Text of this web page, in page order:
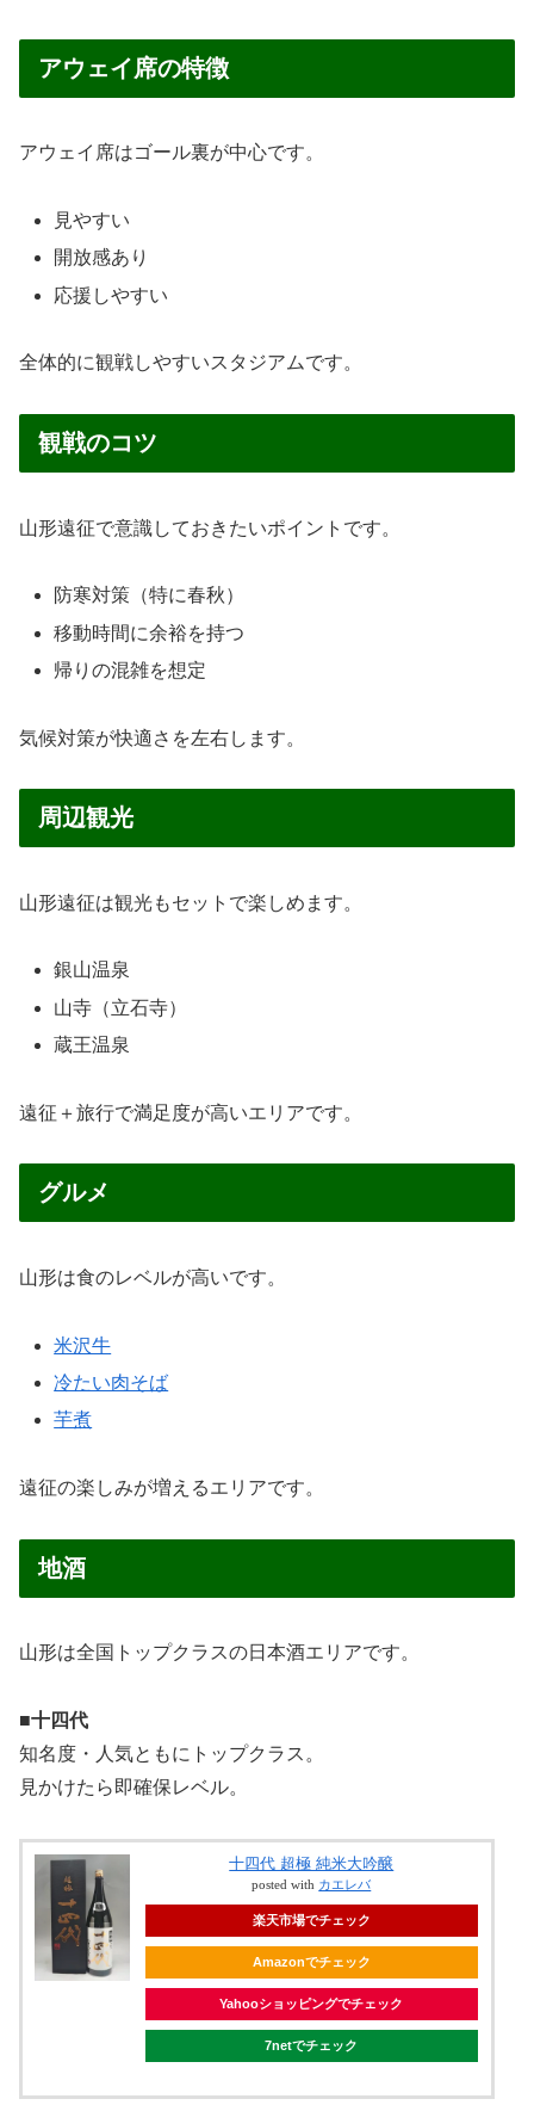
アウェイ席の特徴
アウェイ席はゴール裏が中心です。
見やすい
開放感あり
応援しやすい
全体的に観戦しやすいスタジアムです。
観戦のコツ
山形遠征で意識しておきたいポイントです。
防寒対策（特に春秋）
移動時間に余裕を持つ
帰りの混雑を想定
気候対策が快適さを左右します。
周辺観光
山形遠征は観光もセットで楽しめます。
銀山温泉
山寺（立石寺）
蔵王温泉
遠征＋旅行で満足度が高いエリアです。
グルメ
山形は食のレベルが高いです。
米沢牛
冷たい肉そば
芋煮
遠征の楽しみが増えるエリアです。
地酒
山形は全国トップクラスの日本酒エリアです。
■十四代
知名度・人気ともにトップクラス。
見かけたら即確保レベル。
十四代 超極 純米大吟醸
posted with カエレバ
楽天市場でチェック
Amazonでチェック
Yahooショッピングでチェック
7netでチェック